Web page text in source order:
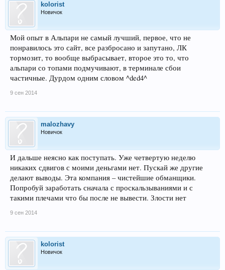
kolorist
Новичок
Мой опыт в Альпари не самый лучший, первое, что не
понравилось это сайт, все разбросано и запутано, ЛК
тормозит, то вообще выбрасывает, второе это то, что
альпари со топами подмучивают, в терминале сбои
частичные. Дурдом одним словом ^ded4^
9 сен 2014
malozhavy
Новичок
И дальше неясно как поступать. Уже четвертую неделю
никаких сдвигов с моими деньгами нет. Пускай же другие
делают выводы. Эта компания – чистейшие обманщики.
Попробуй заработать сначала с проскальзываниями и с
такими плечами что бы после не вывести. Злости нет
9 сен 2014
kolorist
Новичок